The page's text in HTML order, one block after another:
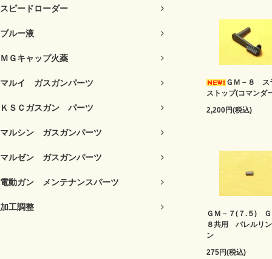
スピードローダー
ブルー液
ＭＧキャップ火薬
マルイ ガスガンパーツ
ＫＳＣガスガン パーツ
マルシン ガスガンパーツ
マルゼン ガスガンパーツ
電動ガン メンテナンスパーツ
加工調整
ＧＭ－８ ス
ストップ(コマンダ
2,200円(税込)
ＧＭ－７(７.５)
８共用 バレルリ
ン
275円(税込)